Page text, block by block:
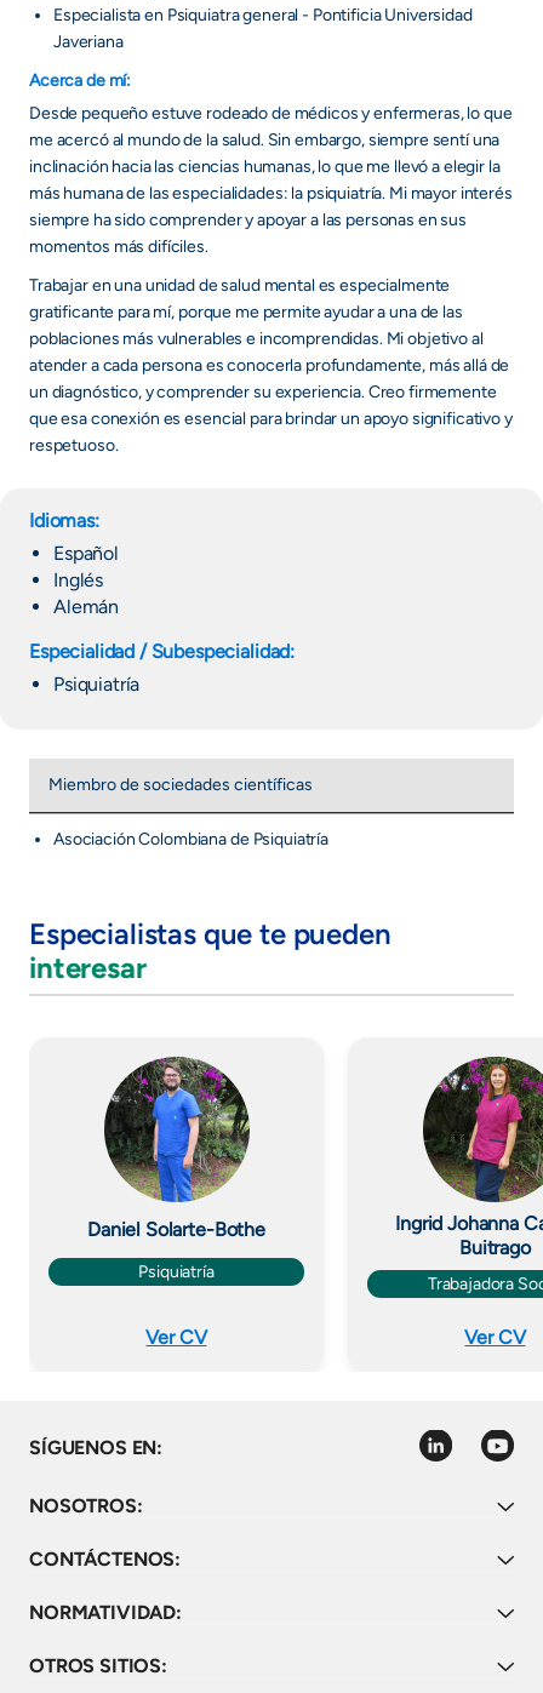
Especialista en Psiquiatra general - Pontificia Universidad
Javeriana
Acerca de mí:
Desde pequeño estuve rodeado de médicos y enfermeras, lo que
me acercó al mundo de la salud. Sin embargo, siempre sentí una
inclinación hacia las ciencias humanas, lo que me llevó a elegir la
más humana de las especialidades: la psiquiatría. Mi mayor interés
siempre ha sido comprender y apoyar a las personas en sus
momentos más difíciles.
Trabajar en una unidad de salud mental es especialmente
gratificante para mí, porque me permite ayudar a una de las
poblaciones más vulnerables e incomprendidas. Mi objetivo al
atender a cada persona es conocerla profundamente, más allá de
un diagnóstico, y comprender su experiencia. Creo firmemente
que esa conexión es esencial para brindar un apoyo significativo y
respetuoso.
Idiomas:
Español
Inglés
Alemán
Especialidad / Subespecialidad:
Psiquiatría
Miembro de sociedades científicas
Asociación Colombiana de Psiquiatría
Especialistas que te pueden
interesar
Imagen
Daniel Solarte-Bothe
Psiquiatría
Ver CV
Imagen
Ingrid Johanna
Buitrago
Trabajadora
Ver CV
SÍGUENOS EN: linkedin youtube
NOSOTROS:
CONTÁCTENOS:
NORMATIVIDAD:
OTROS SITIOS: